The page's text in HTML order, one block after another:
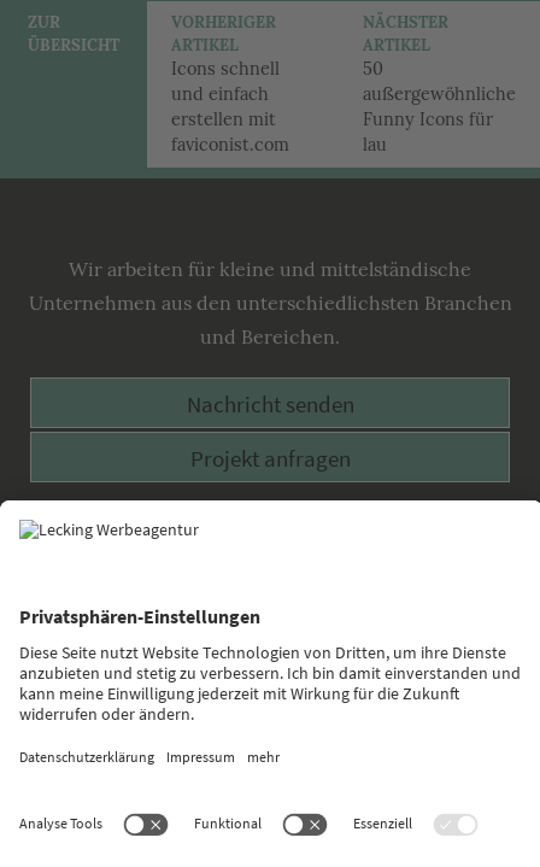
Artikel
Navigation
ZUR
ÜBERSICHT
VORHERIGER
ARTIKEL
Icons schnell
und einfach
erstellen mit
faviconist.com
NÄCHSTER
ARTIKEL
50
außergewöhnliche
Funny Icons für
lau
Werbeagentur
Wir arbeiten für kleine und mittelständische
Unternehmen aus den unterschiedlichsten Branchen
und Bereichen.
Nachricht senden
Projekt anfragen
»Wer aufhört zu werben,
um Geld zu sparen,
kann ebenso seine Uhr anhalten,
um Zeit zu sparen.«